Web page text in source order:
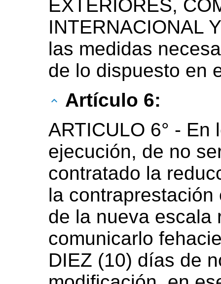
EXTERIORES,
INTERNACIONAL
las medidas
de lo dispuesto en
Artículo 6:
ARTICULO 6° -
ejecución, de no
contratado la
la
de la nueva escala
comunicarlo
DIEZ (10) días de